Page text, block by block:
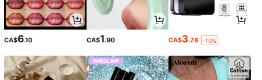
CA$6.10 CA$1.90 CA$3.78 -10%